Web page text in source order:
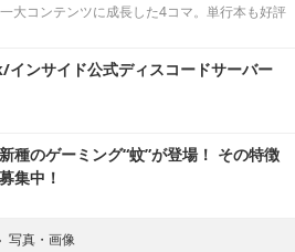
大コンテンツに成長した4コマ。単行本も好評
ンサイド公式ディスコードサーバー
新種のゲーミング“蚊”が登場！ その特徴
集中！
› 写真・画像